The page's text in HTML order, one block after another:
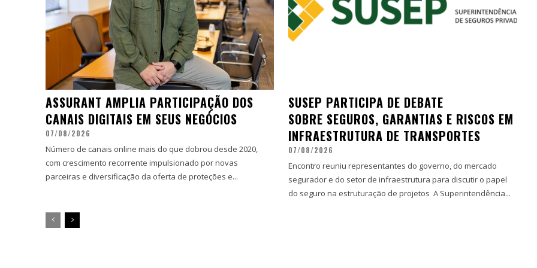
ASSURANT AMPLIA PARTICIPAÇÃO DOS
CANAIS DIGITAIS EM SEUS NEGÓCIOS
07/08/2026
Número de canais online mais do que dobrou desde 2020,
com crescimento recorrente impulsionado por novas
parceiras e diversificação da oferta de proteções e...
SUSEP PARTICIPA DE DEBATE
SOBRE SEGUROS, GARANTIAS E RISCOS EM
INFRAESTRUTURA DE TRANSPORTES
07/08/2026
Encontro reuniu representantes do governo, do mercado
segurador e do setor de infraestrutura para discutir o papel
do seguro na estruturação de projetos A Superintendência...